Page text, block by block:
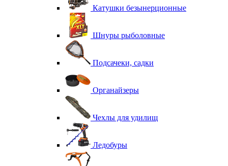
Катушки безынерционные
Шнуры рыболовные
Подсачеки, садки
Органайзеры
Чехлы для удилищ
Ледобуры